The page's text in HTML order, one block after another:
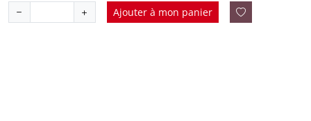
Ajouter à mon panier